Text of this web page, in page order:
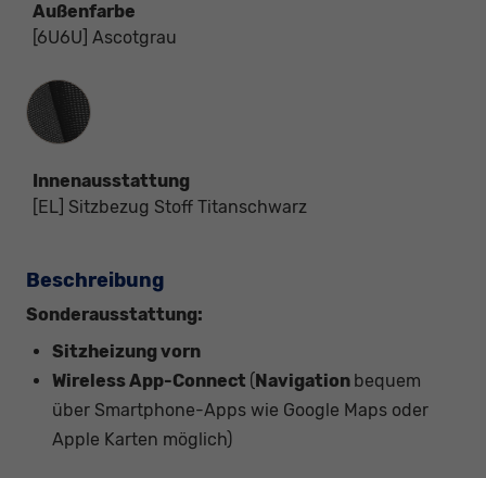
Außenfarbe
[6U6U] Ascotgrau
Innenausstattung
Innenausstattung
[EL] Sitzbezug Stoff Titanschwarz
Beschreibung
Sonderausstattung:
Sitzheizung vorn
Wireless App-Connect ( Navigation bequem
über Smartphone-Apps wie Google Maps oder
Apple Karten möglich)